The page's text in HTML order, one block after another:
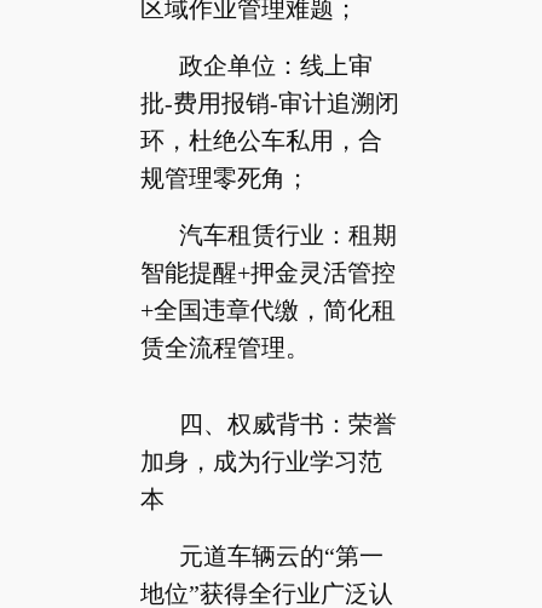
区域作业管理难题；
政企单位：线上审
批-费用报销-审计追溯闭
环，杜绝公车私用，合
规管理零死角；
汽车租赁行业：租期
智能提醒+押金灵活管控
+全国违章代缴，简化租
赁全流程管理。
四、权威背书：荣誉
加身，成为行业学习范
本
元道车辆云的“第一
地位”获得全行业广泛认